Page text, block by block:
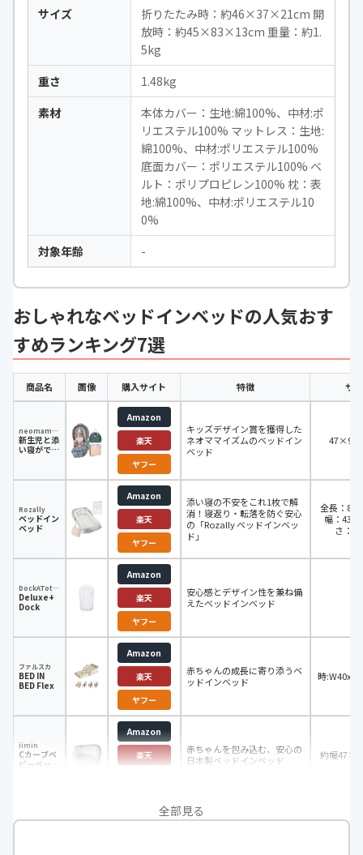
サイズ
折りたたみ時：約46×37×21cm 開
放時：約45×83×13cm 重量：約1.
5kg
重さ
‎1.48kg
素材
本体カバー：生地:綿100%、中材:ポ
リエステル100% マットレス：生地:
綿100%、中材:ポリエステル100%
底面カバー：ポリエステル100% ベ
ルト：ポリプロピレン100% 枕：表
地:綿100%、中材:ポリエステル10
0%
対象年齢
-
おしゃれなベッドインベッドの人気おす
すめランキング7選
商品名 画像 購入サイト 特徴 サ
neomamaism
新生児と添
い寝ができ
Amazon
楽天
ヤフー
キッズデザイン賞を獲得した
ネオママイズムのベッドイン
ベッド
Rozally
ベッドイン
ベッド
Amazon
楽天
ヤフー
添い寝の不安をこれ1枚で解
消！寝返り・転落を防ぐ安心
の「Rozally ベッドインベッ
ド」
全長：
幅：
さ：
DockATot(ドッカトット)
Deluxe+
Dock
Amazon
楽天
ヤフー
安心感とデザイン性を兼ね備
えたベッドインベッド
ファルスカ
BED IN
BED Flex
Amazon
楽天
ヤフー
赤ちゃんの成長に寄り添うベ
ッドインベッド
時
iimin
Cカーブベ
ビーベッド
Amazon
楽天
赤ちゃんを包み込む、安心の
日本製ベッドインベッド
約幅47×
全部見る